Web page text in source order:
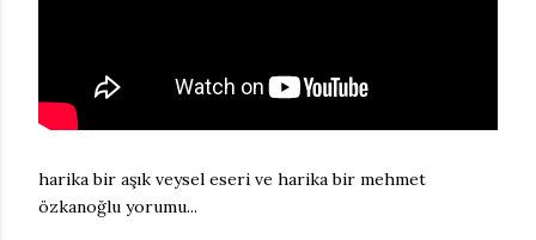
harika bir aşık veysel eseri ve harika bir mehmet
özkanoğlu yorumu...